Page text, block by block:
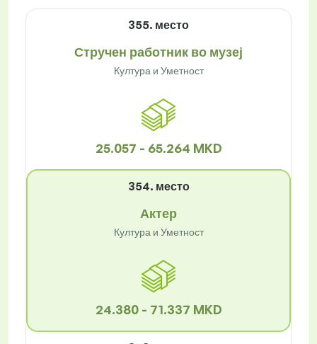
355. место
Стручен работник во музеј
Култура и Уметност
25.057 - 65.264 MKD
354. место
Актер
Култура и Уметност
24.380 - 71.337 MKD